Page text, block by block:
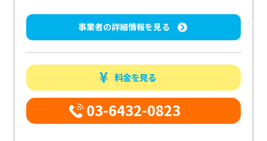
事業者の詳細情報を見る
料金を見る
03-6432-0823